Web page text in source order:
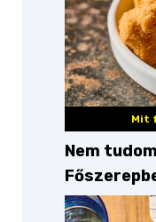
mexikói
Mit
Nem